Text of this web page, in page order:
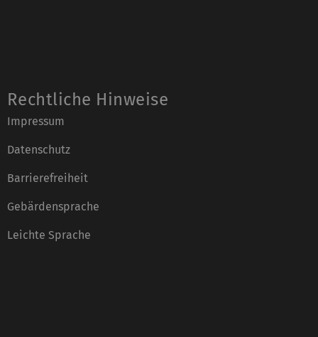
Rechtliche Hinweise
Impressum
Datenschutz
Barrierefreiheit
Gebärdensprache
Leichte Sprache